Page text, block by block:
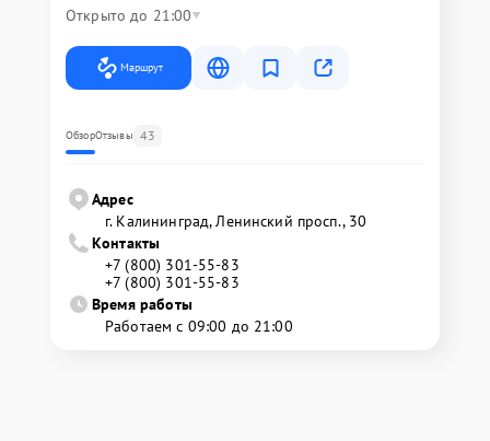
Открыто до 21:00
Маршрут
ОбзорОтзывы 43
Адрес
г. Калининград, Ленинский просп., 30
Контакты
+7 (800) 301-55-83
+7 (800) 301-55-83
Время работы
Работаем с 09:00 до 21:00